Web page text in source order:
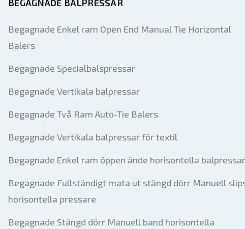
BEGAGNADE BALPRESSAR
Begagnade Enkel ram Open End Manual Tie Horizontal
Balers
Begagnade Specialbalspressar
Begagnade Vertikala balpressar
Begagnade Två Ram Auto-Tie Balers
Begagnade Vertikala balpressar för textil
Begagnade Enkel ram öppen ände horisontella balpressar
Begagnade Fullständigt mata ut stängd dörr Manuell
horisontella pressare
Begagnade Stängd dörr Manuell band horisontella